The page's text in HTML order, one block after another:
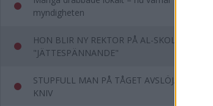
myndigheten
HON BLIR NY REKTOR PÅ AL-SKOLAN –
"JÄTTESPÄNNANDE"
STUPFULL MAN PÅ TÅGET AVSLÖJADES MED
KNIV